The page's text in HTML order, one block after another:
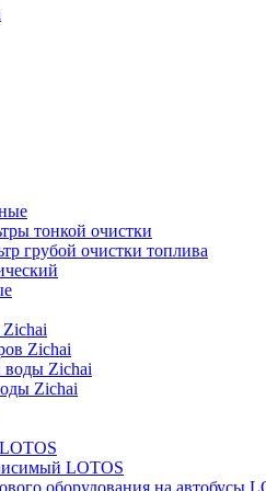
тонкой очистки
грубой очистки топлива
Zichai
воды Zichai
Zichai
LOTOS
оборудования на автобусы